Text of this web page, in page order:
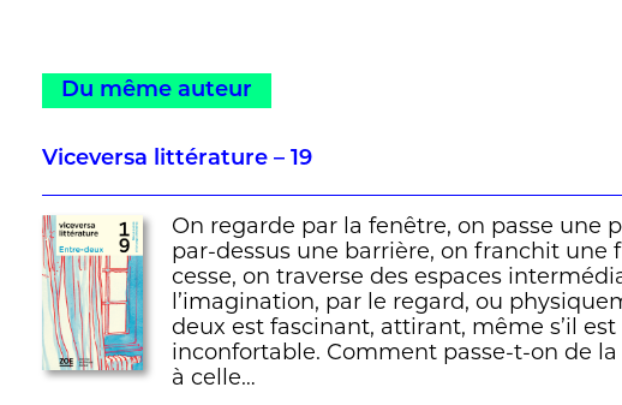
Du même auteur
Viceversa littérature – 19
On regarde par la fenêtre, on passe une
par-dessus une barrière, on franchit une
cesse, on traverse des espaces
l’imagination, par le regard, ou
deux est fascinant, attirant, même s’il est
inconfortable. Comment passe-t-on de
à celle…